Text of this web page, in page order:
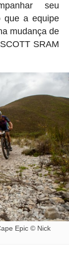
seu
que a equipe
mudança de
SRAM
Epic © Nick